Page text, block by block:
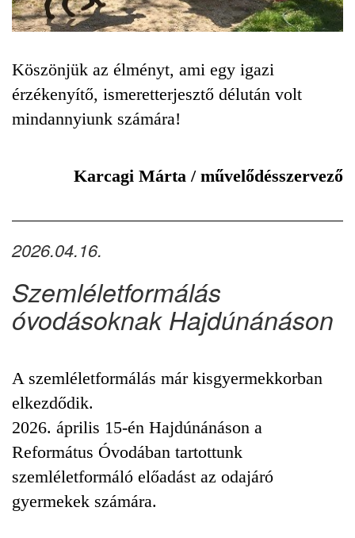
Köszönjük az élményt, ami egy igazi
érzékenyítő, ismeretterjesztő délután volt
mindannyiunk számára!
Karcagi Márta / művelődésszervező
2026.04.16.
Szemléletformálás
óvodásoknak Hajdúnánáson
A szemléletformálás már kisgyermekkorban
elkezdődik.
2026. április 15-én Hajdúnánáson a
Református Óvodában tartottunk
szemléletformáló előadást az odajáró
gyermekek számára.